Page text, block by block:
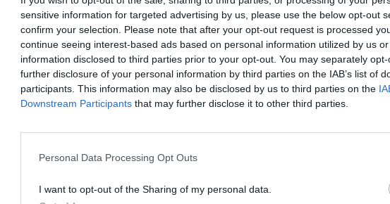
sensitive information for targeted advertising by us, please use the below opt-out
confirm your selection. Please note that after your opt-out request is processed
continue seeing interest-based ads based on personal information utilized by us
information disclosed to third parties prior to your opt-out. You may separately
further disclosure of your personal information by third parties on the IAB’s list of
participants. This information may also be disclosed by us to third parties on the
Downstream Participants that may further disclose it to other third parties.
Personal Data Processing Opt Outs
I want to opt-out of the Sharing of my personal data.
El divorcio imposible de los Entrecanales: deuda al
alza, cotización a la baja y reputación en
entredicho
ECONOMÍA
1.600 millones de euros